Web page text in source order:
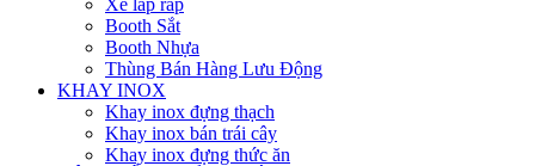
Xe lắp ráp
Booth Sắt
Booth Nhựa
Thùng Bán Hàng Lưu Động
KHAY INOX
Khay inox đựng thạch
Khay inox bán trái cây
Khay inox đựng thức ăn